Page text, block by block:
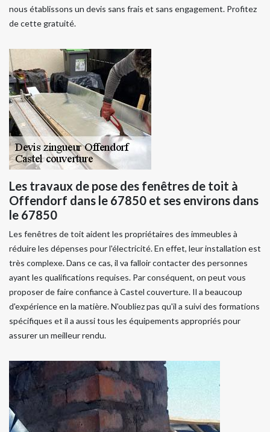
nous établissons un devis sans frais et sans engagement. Profitez
de cette gratuité.
Les travaux de pose des fenêtres de toit à
Offendorf dans le 67850 et ses environs dans
le 67850
Les fenêtres de toit aident les propriétaires des immeubles à
réduire les dépenses pour l'électricité. En effet, leur installation est
très complexe. Dans ce cas, il va falloir contacter des personnes
ayant les qualifications requises. Par conséquent, on peut vous
proposer de faire confiance à Castel couverture. Il a beaucoup
d'expérience en la matière. N'oubliez pas qu'il a suivi des formations
spécifiques et il a aussi tous les équipements appropriés pour
assurer un meilleur rendu.